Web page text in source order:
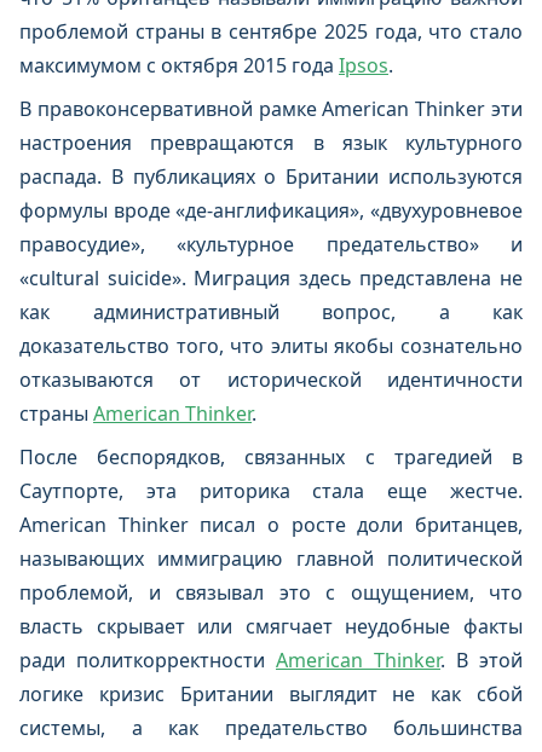
проблемой страны в сентябре 2025 года, что стало
максимумом с октября 2015 года Ipsos.
В правоконсервативной рамке American Thinker эти
настроения превращаются в язык культурного
распада. В публикациях о Британии используются
формулы вроде «де-англификация», «двухуровневое
правосудие», «культурное предательство» и
«cultural suicide». Миграция здесь представлена не
как административный вопрос, а как
доказательство того, что элиты якобы сознательно
отказываются от исторической идентичности
страны American Thinker.
После беспорядков, связанных с трагедией в
Саутпорте, эта риторика стала еще жестче.
American Thinker писал о росте доли британцев,
называющих иммиграцию главной политической
проблемой, и связывал это с ощущением, что
власть скрывает или смягчает неудобные факты
ради политкорректности American Thinker. В этой
логике кризис Британии выглядит не как сбой
системы, а как предательство большинства